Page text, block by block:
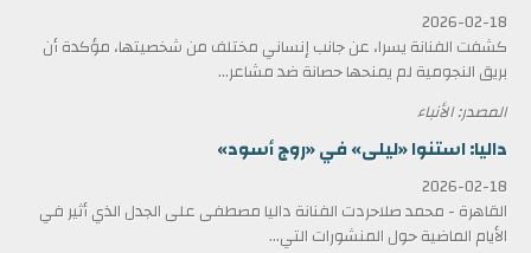
2026-02-18
كشفت الفنانة يسرا، عن جانب إنساني مختلف من شخصيتها، مؤكدة أن
بريق النجومية لم يمنحها حصانة ضد مشاعر...
المصدر: الأنباء
داليا: استنوا «ليلى» في «روج أسود»
2026-02-18
القاهرة - محمد صلاحردت الفنانة داليا مصطفى على الجدل الذي أثير في
الأيام الماضية حول المنشورات التي...